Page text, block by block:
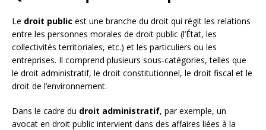
Le droit public est une branche du droit qui régit les relations
entre les personnes morales de droit public (l’État, les
collectivités territoriales, etc.) et les particuliers ou les
entreprises. Il comprend plusieurs sous-catégories, telles que
le droit administratif, le droit constitutionnel, le droit fiscal et le
droit de l’environnement.
Dans le cadre du droit administratif, par exemple, un
avocat en droit public intervient dans des affaires liées à la